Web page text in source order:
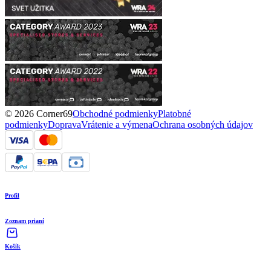
© 2026 Corner69Obchodné podmienkyPlatobné
podmienkyDopravaVrátenie a výmenaOchrana osobných údajov
Profil
Zoznam prianí
Košík